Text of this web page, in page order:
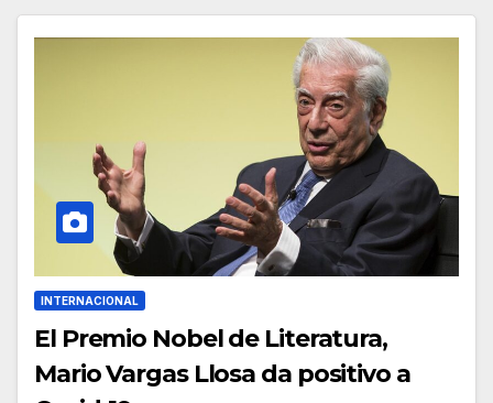
INTERNACIONAL
El Premio Nobel de Literatura,
Mario Vargas Llosa da positivo a